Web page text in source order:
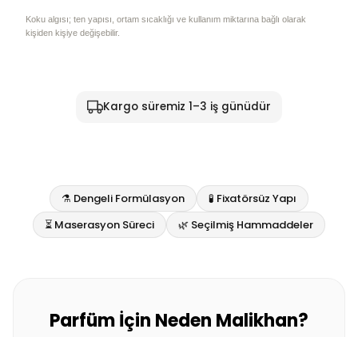
Koku algısı; ten yapısı, ortam sıcaklığı ve kullanım miktarına bağlı olarak
kişiden kişiye değişebilir.
Kargo süremiz 1–3 iş günüdür
⚗️ Dengeli Formülasyon
🧪 Fixatörsüz Yapı
⏳ Maserasyon Süreci
🌿 Seçilmiş Hammaddeler
Parfüm İçin Neden Malikhan?